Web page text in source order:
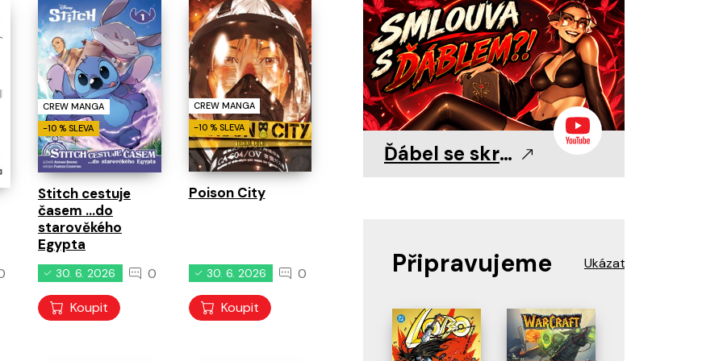
0 0 11. 8. 2026 11. 8. 2026 0 11. 8. 2026 0
CREW MANGA
-10 % SLEVA
Stitch cestuje
časem ...do
starověkého
Egypta
30. 6. 2026
0
Koupit
CREW MANGA
-10 % SLEVA
Poison City
30. 6. 2026
0
Koupit
Ďábel se skrývá v detailu!
Připravujeme Ukázat více